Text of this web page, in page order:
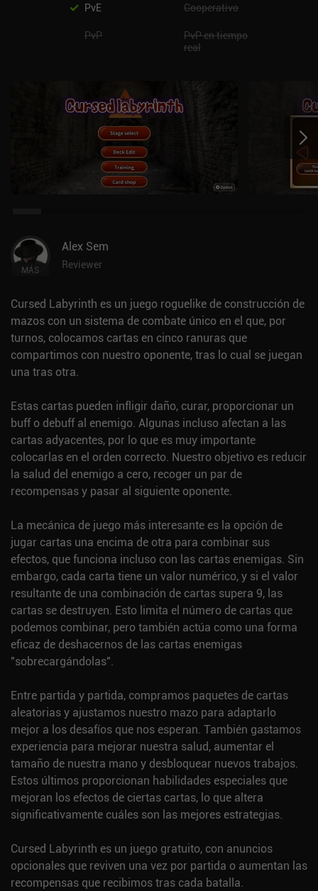
PvE Cooperativo
PvP
PvP en tiempo
real
MÁS
Alex Sem
Reviewer
Cursed Labyrinth es un juego roguelike de construcción de
mazos con un sistema de combate único en el que, por
turnos, colocamos cartas en cinco ranuras que
compartimos con nuestro oponente, tras lo cual se juegan
una tras otra.
Estas cartas pueden infligir daño, curar, proporcionar un
buff o debuff al enemigo. Algunas incluso afectan a las
cartas adyacentes, por lo que es muy importante
colocarlas en el orden correcto. Nuestro objetivo es reducir
la salud del enemigo a cero, recoger un par de
recompensas y pasar al siguiente oponente.
La mecánica de juego más interesante es la opción de
jugar cartas una encima de otra para combinar sus
efectos, que funciona incluso con las cartas enemigas. Sin
embargo, cada carta tiene un valor numérico, y si el valor
resultante de una combinación de cartas supera 9, las
cartas se destruyen. Esto limita el número de cartas que
podemos combinar, pero también actúa como una forma
eficaz de deshacernos de las cartas enemigas
"sobrecargándolas".
Entre partida y partida, compramos paquetes de cartas
aleatorias y ajustamos nuestro mazo para adaptarlo
mejor a los desafíos que nos esperan. También gastamos
experiencia para mejorar nuestra salud, aumentar el
tamaño de nuestra mano y desbloquear nuevos trabajos.
Estos últimos proporcionan habilidades especiales que
mejoran los efectos de ciertas cartas, lo que altera
significativamente cuáles son las mejores estrategias.
Cursed Labyrinth es un juego gratuito, con anuncios
opcionales que reviven una vez por partida o aumentan las
recompensas que recibimos tras cada batalla.